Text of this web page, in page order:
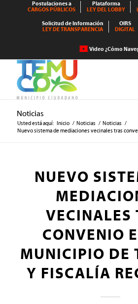
Postulaciones a
CARGOS PÚBLICOS
Plataforma
LEY DEL LOBBY
Solicitud de Información
LEY DE TRANSPARENCIA
OIRS
DIGITAL
Video ¿Cómo
Noticias
Usted está aquí: Inicio / Noticias / Noticias /
Nuevo sistema de mediaciones vecinales tras
NUEVO
VECINALES
CONVENIO
MUNICIPIO DE
Y FISCALÍA